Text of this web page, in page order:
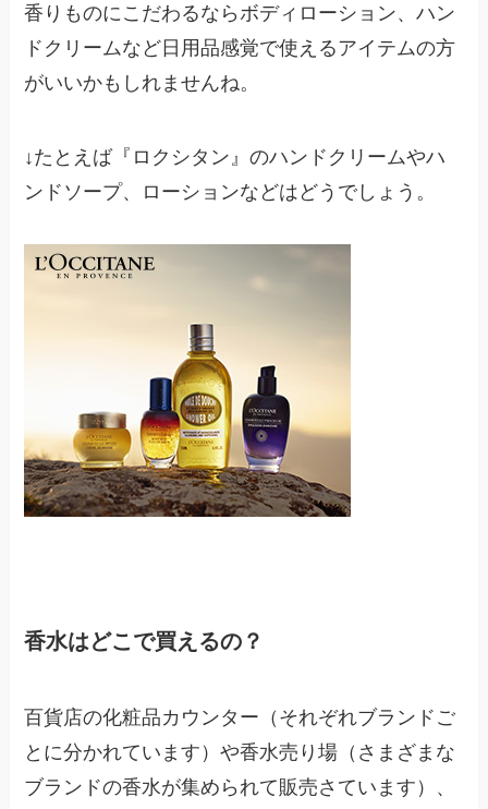
香りものにこだわるならボディローション、ハン
ドクリームなど日用品感覚で使えるアイテムの方
がいいかもしれませんね。
↓たとえば『ロクシタン』のハンドクリームやハ
ンドソープ、ローションなどはどうでしょう。
香水はどこで買えるの？
百貨店の化粧品カウンター（それぞれブランドご
とに分かれています）や香水売り場（さまざまな
ブランドの香水が集められて販売さています）、